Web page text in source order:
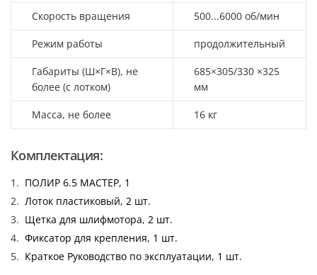
Скорость вращения 500...6000 об/мин
Режим работы продолжительный
Габариты (Ш×Г×В), не
более (с лотком)
685×305/330 ×325
мм
Масса, не более 16 кг
Комплектация:
ПОЛИР 6.5 МАСТЕР, 1
Лоток пластиковый, 2 шт.
Щетка для шлифмотора, 2 шт.
Фиксатор для крепления, 1 шт.
Краткое Руководство по эксплуатации, 1 шт.